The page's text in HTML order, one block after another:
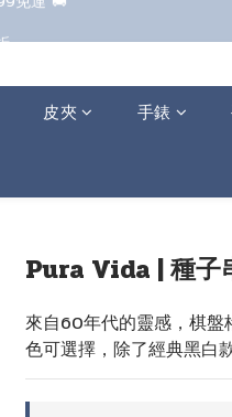
皮夾 手錶
Pura Vida | 種子
來自60年代的靈感，棋盤
色可選擇，除了經典黑白